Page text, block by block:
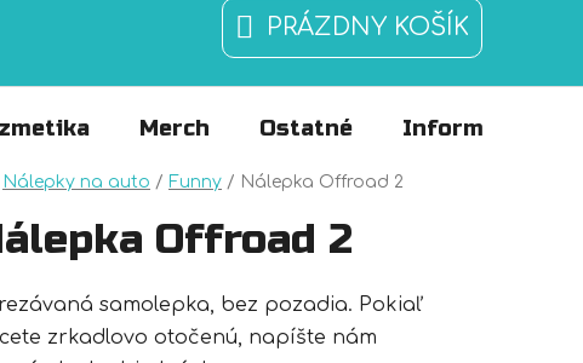
NÁKUPNÝ
KOŠÍK
PRÁZDNY KOŠÍK
Merch Ostatné Informácie
Nálepky na auto / Funny / Nálepka Offroad 2
Offroad 2
samolepka, bez pozadia. Pokiaľ
zrkadlovo otočenú, napíšte nám